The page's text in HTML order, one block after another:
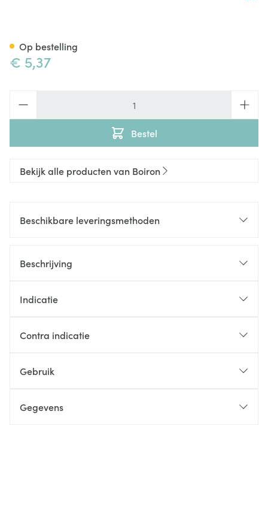
€ 5,37
Bestel
Op bestelling
Bekijk alle producten van Boiron
Beschikbare leveringsmethoden
Beschrijving
Indicatie
Contra indicatie
Gebruik
Gegevens